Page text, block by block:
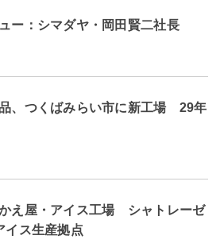
ー：シマダヤ・岡田賢二社長
品、つくばみらい市に新工場 29年
え屋・アイス工場 シャトレーゼ
イス生産拠点